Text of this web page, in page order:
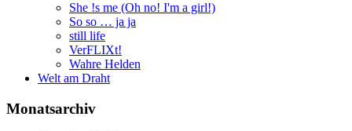
She !s me (Oh no! I'm a girl!)
So so … ja ja
still life
VerFLIXt!
Wahre Helden
Welt am Draht
Monatsarchiv